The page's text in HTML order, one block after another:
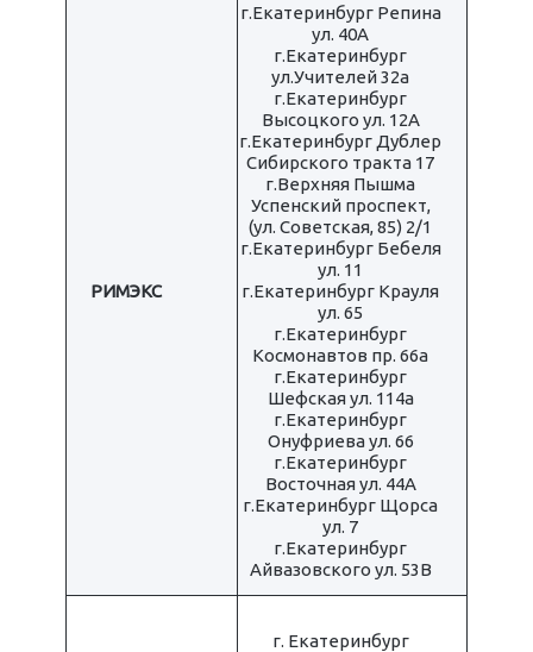
РИМЭКС
г.Екатеринбург Репина
ул. 40А
г.Екатеринбург
ул.Учителей 32а
г.Екатеринбург
Высоцкого ул. 12А
г.Екатеринбург Дублер
Сибирского тракта 17
г.Верхняя Пышма
Успенский проспект,
(ул. Советская, 85) 2/1
г.Екатеринбург Бебеля
ул. 11
г.Екатеринбург Крауля
ул. 65
г.Екатеринбург
Космонавтов пр. 66а
г.Екатеринбург
Шефская ул. 114а
г.Екатеринбург
Онуфриева ул. 66
г.Екатеринбург
Восточная ул. 44А
г.Екатеринбург Щорса
ул. 7
г.Екатеринбург
Айвазовского ул. 53В
г. Екатеринбург